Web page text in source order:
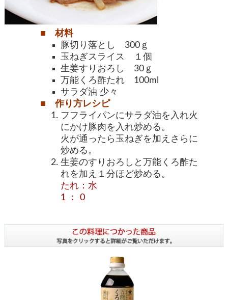
■ 材料
豚切り落とし 300ｇ
玉ねぎスライス １個
生姜すりおろし 30ｇ
万能くろ酢たれ 100ml
サラダ油 少々
■ 作り方レシピ
フフライパンにサラダ油を入れ火
にかけ豚肉を入れ炒める。
火が通ったら玉ねぎを加えさらに
炒める。
生姜のすりおろしと万能くろ酢た
れを加え１分ほど炒める。
たれ：水
1 ： 0